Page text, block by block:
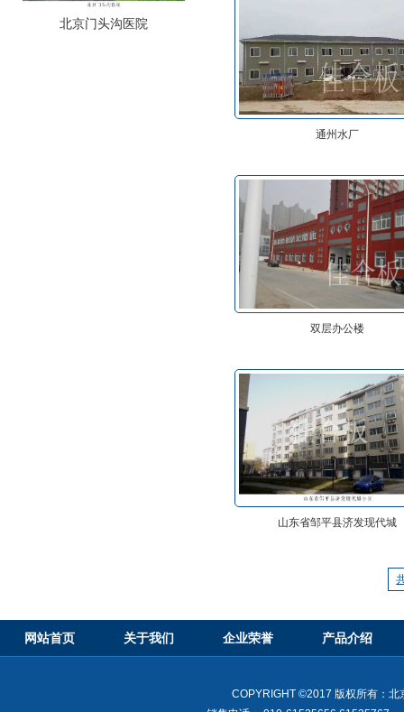
北京门头沟医院
通州水厂
双层办公楼
山东省邹平县济发现代城
网站首页 关于我们 企业荣誉 产品介绍
COPYRIGHT ©2017 版权所有：